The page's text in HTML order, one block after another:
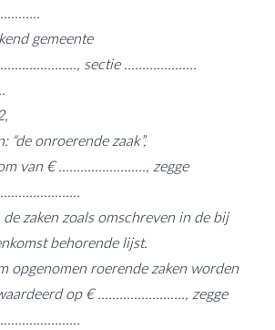
gemeente
sectie ....................
“de onroerende zaak”,
van € ........................, zegge
zaken zoals omschreven in de bij
behorende lijst.
opgenomen roerende zaken worden
op € ........................, zegge